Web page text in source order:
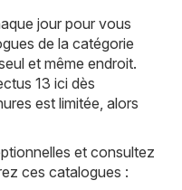
jour pour vous
de la catégorie
et même endroit.
13 ici dès
est limitée, alors
et consultez
ces catalogues :